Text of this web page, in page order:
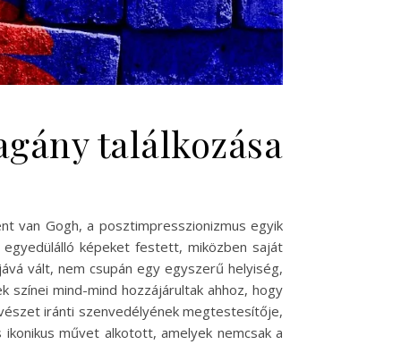
találkozása
van Gogh, a posztimpresszionizmus egyik
képeket festett, miközben saját
vált, nem csupán egy egyszerű helyiség,
színei mind-mind hozzájárultak ahhoz, hogy
iránti szenvedélyének megtestesítője,
művet alkotott, amelyek nemcsak a